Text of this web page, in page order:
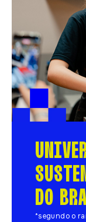
DO
*segundo o